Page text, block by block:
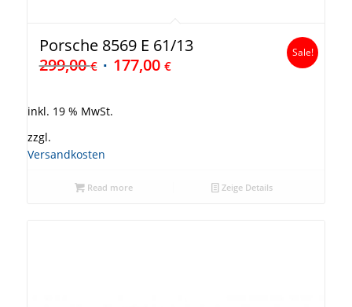
Porsche 8569 E 61/13
299,00€ 177,00 €
Sale!
inkl. 19 % MwSt.
zzgl.
Versandkosten
Read more Zeige Details